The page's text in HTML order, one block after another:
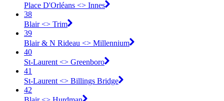
Place D'Orléans <​> Innes
38
Blair <​> Trim
39
Blair & N Rideau <​> Millennium
40
St-Laurent <​> Greenboro
41
St-Laurent <​> Billings Bridge
42